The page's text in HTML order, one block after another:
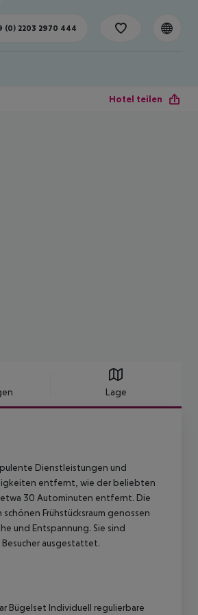
(0) 2203 2970 444
Hotel teilen
Lage
Dienstleistungen und
entfernt, wie der beliebten
etwa 30 Autominuten entfernt. Die
Frühstücksraum genossen
und Entspannung. Sie sind
ausgestattet.
Bügelset Individuell regulierbare